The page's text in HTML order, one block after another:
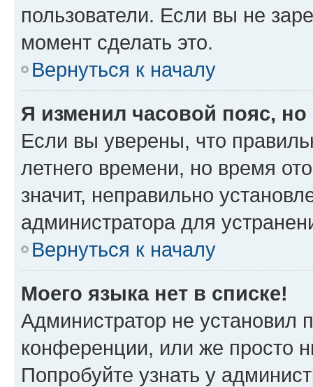
пользователи. Если вы не
момент сделать это.
Вернуться к началу
Я изменил часовой пояс,
Если вы уверены, что
летнего времени, но время
значит, неправильно
администратора для
Вернуться к началу
Моего языка нет в списке!
Администратор не установил
конференции, или же просто
Попробуйте узнать у